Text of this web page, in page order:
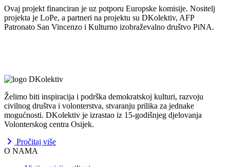
Ovaj projekt financiran je uz potporu Europske komisije. Nositelj
projekta je LoPe, a partneri na projektu su DKolektiv, AFP
Patronato San Vincenzo i Kulturno izobraževalno društvo PiNA.
Želimo biti inspiracija i podrška demokratskoj kulturi, razvoju
civilnog društva i volonterstva, stvaranju prilika za jednake
mogućnosti. DKolektiv je izrastao iz 15-godišnjeg djelovanja
Volonterskog centra Osijek.
Pročitaj više
O NAMA